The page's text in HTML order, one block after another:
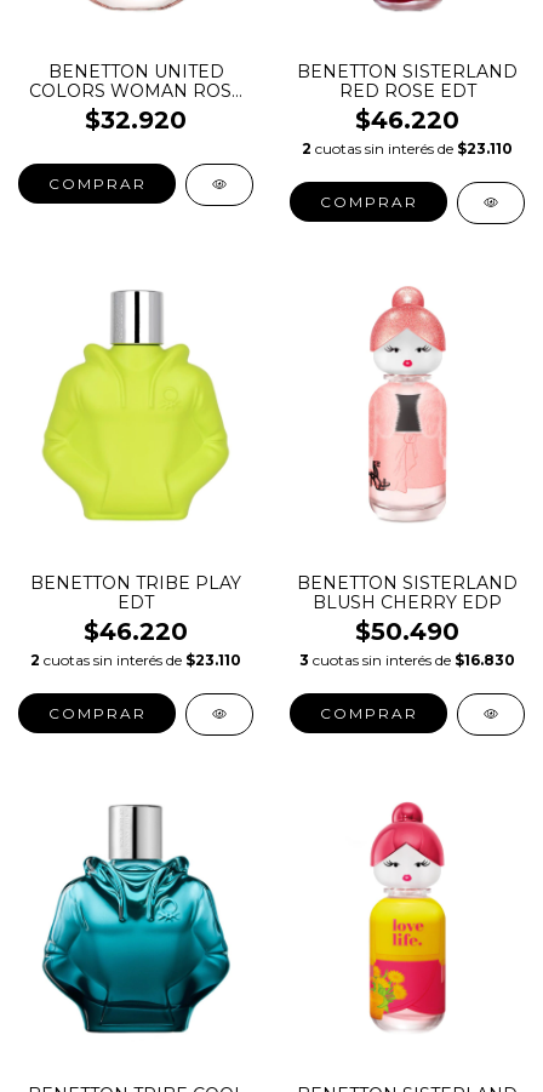
BENETTON UNITED
COLORS WOMAN ROSE
INTENSO EDP
$32.920
COMPRAR
BENETTON SISTERLAND
RED ROSE EDT
$46.220
2 cuotas sin interés de $23.110
COMPRAR
BENETTON TRIBE PLAY
EDT
$46.220
2 cuotas sin interés de $23.110
COMPRAR
BENETTON SISTERLAND
BLUSH CHERRY EDP
$50.490
3 cuotas sin interés de $16.830
COMPRAR